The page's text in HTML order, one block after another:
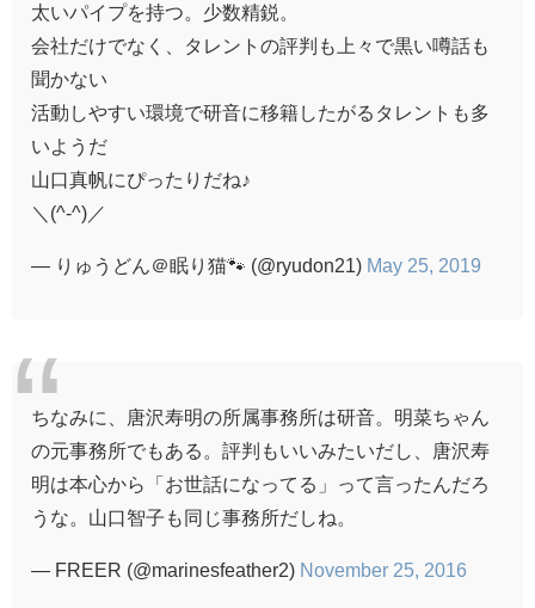
太いパイプを持つ。少数精鋭。
会社だけでなく、タレントの評判も上々で黒い噂話も
聞かない
活動しやすい環境で研音に移籍したがるタレントも多
いようだ
山口真帆にぴったりだね♪
＼(^-^)／
— りゅうどん＠眠り猫🐾 (@ryudon21) May 25, 2019
ちなみに、唐沢寿明の所属事務所は研音。明菜ちゃん
の元事務所でもある。評判もいいみたいだし、唐沢寿
明は本心から「お世話になってる」って言ったんだろ
うな。山口智子も同じ事務所だしね。
— FREER (@marinesfeather2) November 25, 2016